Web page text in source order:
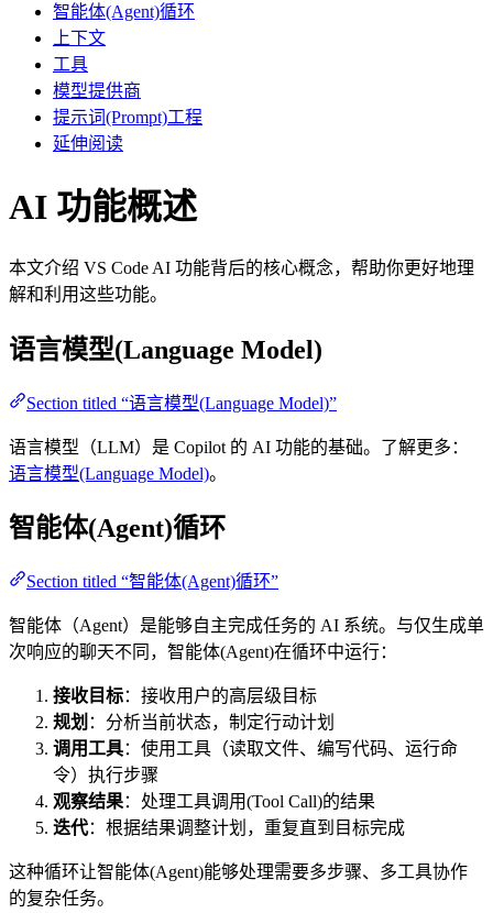
智能体(Agent)循环
上下文
工具
模型提供商
提示词(Prompt)工程
延伸阅读
AI 功能概述
本文介绍 VS Code AI 功能背后的核心概念，帮助你更好地理
解和利用这些功能。
语言模型(Language Model)
Section titled “语言模型(Language Model)”
语言模型（LLM）是 Copilot 的 AI 功能的基础。了解更多：
语言模型(Language Model)。
智能体(Agent)循环
Section titled “智能体(Agent)循环”
智能体（Agent）是能够自主完成任务的 AI 系统。与仅生成单
次响应的聊天不同，智能体(Agent)在循环中运行：
接收目标：接收用户的高层级目标
规划 ：分析当前状态，制定行动计划
调用工具：使用工具（读取文件、编写代码、运行命
令）执行步骤
观察结果：处理工具调用(Tool Call)的结果
迭代：根据结果调整计划，重复直到目标完成
这种循环让智能体(Agent)能够处理需要多步骤、多工具协作
的复杂任务。